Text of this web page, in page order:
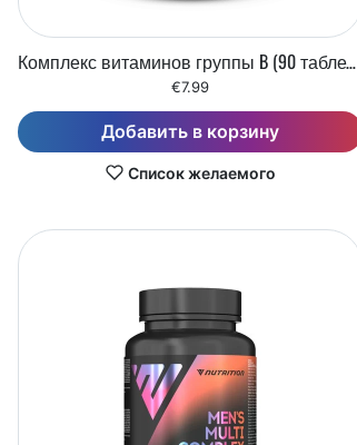
Комплекс витаминов группы B (90 таблеток)
€7.99
Добавить в корзину
Список желаемого